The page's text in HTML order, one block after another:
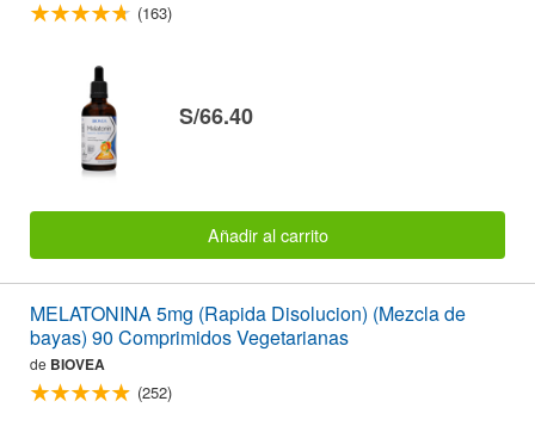
(163)
S/66.40
Añadir al carrito
MELATONINA 5mg (Rapida Disolucion) (Mezcla de
bayas) 90 Comprimidos Vegetarianas
de BIOVEA
(252)